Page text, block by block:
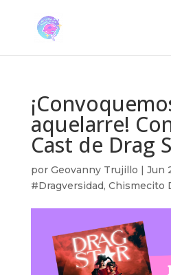
aquelarre!
Cast de Drag
por Geovanny Trujillo | Jun
#Dragversidad, Chismecito